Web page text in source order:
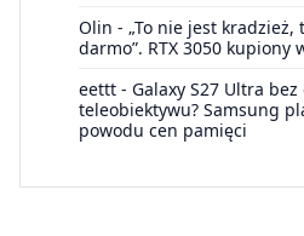
Olin - „To nie jest
darmo”. RTX 3050 kupiony
eettt - Galaxy S27 Ultra
teleobiektywu? Samsung
powodu cen pamięci